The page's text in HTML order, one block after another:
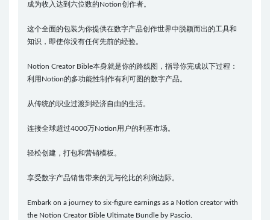
成为收入达到六位数的Notion创作者。
这个全面的包装为你提供在数字产品创作世界中脱颖而出的工具和
知识，即使你没有任何先前的经验。
Notion Creator Bible本身就是你的路线图，指导你完成以下过程：
利用Notion的多功能性制作有利可图的数字产品。
从传统的职业过渡到经济自由的生活。
连接全球超过4000万Notion用户的利基市场。
轻松创建，打包和营销模板。
享受数字产品销售带来的无与伦比的利润边际。
Embark on a journey to six-figure earnings as a Notion creator with
the Notion Creator Bible Ultimate Bundle by Pascio.